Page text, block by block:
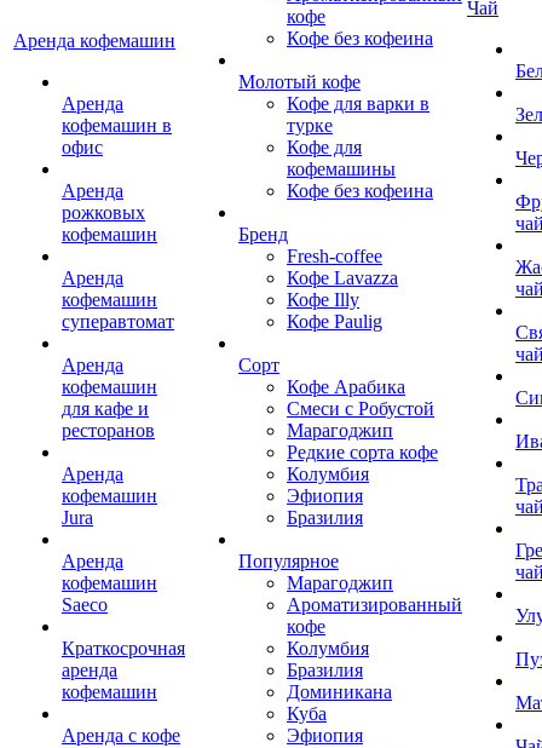
Аренда кофемашин
Аренда
кофемашин в
офис
Аренда
рожковых
кофемашин
Аренда
кофемашин
суперавтомат
Аренда
кофемашин
для кафе и
ресторанов
Аренда
кофемашин
Jura
Аренда
кофемашин
Saeco
Краткосрочная
аренда
кофемашин
Аренда с кофе
кофе
Кофе без кофеина
Молотый кофе
Кофе для варки в
турке
Кофе для
кофемашины
Кофе без кофеина
Бренд
Fresh-coffee
Кофе Lavazza
Кофе Illy
Кофе Paulig
Сорт
Кофе Арабика
Смеси с Робустой
Марагоджип
Редкие сорта кофе
Колумбия
Эфиопия
Бразилия
Популярное
Марагоджип
Ароматизированный
кофе
Колумбия
Бразилия
Доминикана
Куба
Эфиопия
Чай